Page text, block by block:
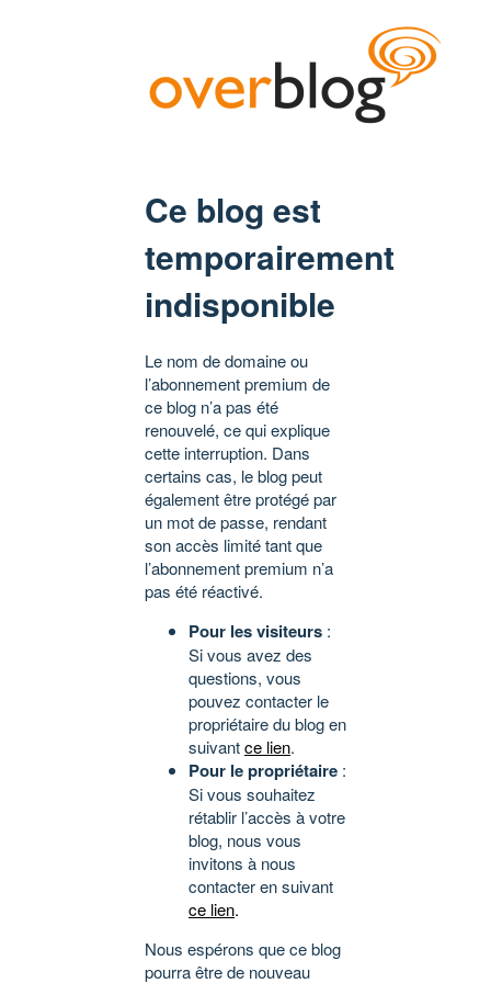
Ce blog est
temporairement
indisponible
Le nom de domaine ou
l’abonnement premium de
ce blog n’a pas été
renouvelé, ce qui explique
cette interruption. Dans
certains cas, le blog peut
également être protégé par
un mot de passe, rendant
son accès limité tant que
l’abonnement premium n’a
pas été réactivé.
Pour les visiteurs :
Si vous avez des
questions, vous
pouvez contacter le
propriétaire du blog en
suivantce lien.
Pour le propriétaire :
Si vous souhaitez
rétablir l’accès à votre
blog, nous vous
invitons à nous
contacter en suivant
ce lien.
Nous espérons que ce blog
pourra être de nouveau